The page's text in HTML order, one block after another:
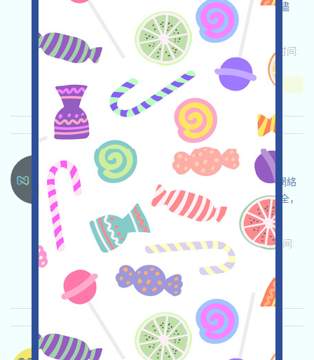
提下，以捎帶空投為目的與該平臺互動，請自行儘
調，確保並自負使用安全。
关联: ETH/ERC/EVM
收录时间:
重要程度:★★★☆3.5 查阅详情
Nexys-NEXYS 语言：
NEXYS正在空投，這是一個基於BASE的志願者網絡
項目，打开活动页面，自行儘調，確保並自負安全，
完善并提交表单，參與志願者活動，獲得空投！
关联:需申请 ETH/ERC/EVM Mail
收录时间:
重要程度: ★★☆2.5 查阅详情
DogeOS-X 语言：